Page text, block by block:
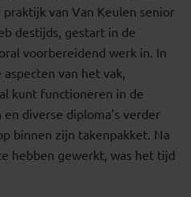
van Van Keulen senior
destijds, gestart in de
voorbereidend werk in. In
van het vak,
kunt functioneren in de
diverse diploma’s verder
binnen zijn takenpakket. Na
hebben gewerkt, was het tijd